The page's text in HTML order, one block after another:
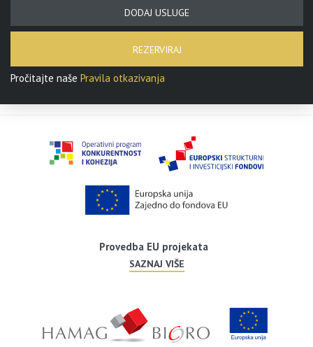
DODAJ USLUGE
REZERVIRAJ
Pročitajte naše Pravila otkazivanja
Provedba EU projekata
SAZNAJ VIŠE